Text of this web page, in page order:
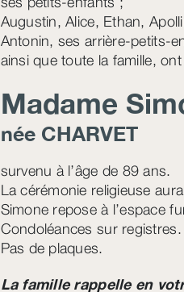
Augustin, Alice, Ethan,
Antonin, ses arrière-petits-
ainsi que toute la famille,
Madame
née CHARVET
survenu à l’âge de 89 ans.
La cérémonie religieuse
Simone repose à l’espace
Condoléances sur registres.
Pas de plaques.
La famille rappelle en